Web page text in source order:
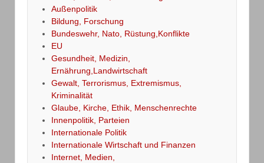
Außenpolitik
Bildung, Forschung
Bundeswehr, Nato, Rüstung,Konflikte
EU
Gesundheit, Medizin,
Ernährung,Landwirtschaft
Gewalt, Terrorismus, Extremismus,
Kriminalität
Glaube, Kirche, Ethik, Menschenrechte
Innenpolitik, Parteien
Internationale Politik
Internationale Wirtschaft und Finanzen
Internet, Medien,